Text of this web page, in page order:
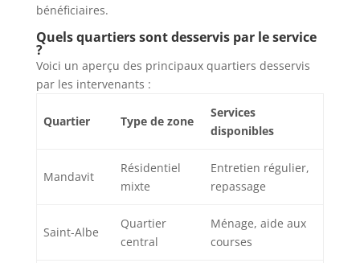
bénéficiaires.
Quels quartiers sont desservis par le service
?
Voici un aperçu des principaux quartiers desservis
par les intervenants :
Quartier Type de zone
Services
disponibles
Mandavit
Résidentiel
mixte
Entretien régulier,
repassage
Saint-Albe
Quartier
central
Ménage, aide aux
courses